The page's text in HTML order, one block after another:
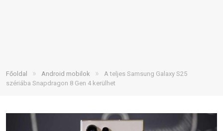
Főoldal » Android mobilok »
A teljes Samsung Galaxy S25
szériába Snapdragon 8 Gen 4 kerülhet